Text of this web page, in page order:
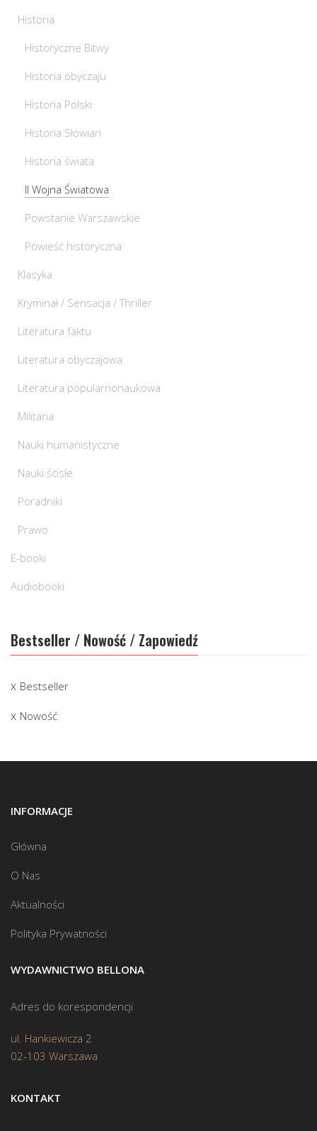
Historia
Historyczne Bitwy
Historia obyczaju
Historia Polski
Historia Słowian
Historia świata
II Wojna Światowa
Powstanie Warszawskie
Powieść historyczna
Klasyka
Kryminał / Sensacja / Thriller
Literatura faktu
Literatura obyczajowa
Literatura popularnonaukowa
Militaria
Nauki humanistyczne
Nauki ścisłe
Poradniki
Prawo
E-booki
Audiobooki
Bestseller / Nowość / Zapowiedź
Bestseller
Nowość
INFORMACJE
Główna
O Nas
Aktualności
Polityka Prywatności
WYDAWNICTWO BELLONA
Adres do korespondencji
ul. Hankiewicza 2
02-103 Warszawa
KONTAKT